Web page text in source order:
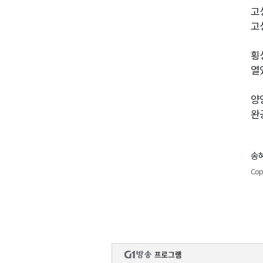
고
고
횡
열
양
완
송